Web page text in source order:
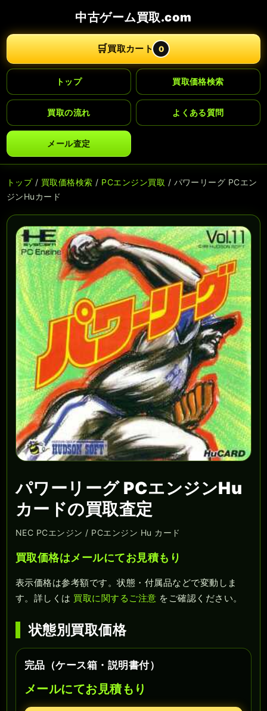
中古ゲーム買取.com
🛒買取カート 0
トップ 買取価格検索
買取の流れ よくある質問
メール査定
トップ/ 買取価格検索 / PCエンジン買取 / パワーリーグ PCエン
ジンHuカード
パワーリーグ PCエンジンHu
カードの買取査定
NEC PCエンジン / PCエンジン Hu カード
買取価格はメールにてお見積もり
表示価格は参考額です。状態・付属品などで変動しま
す。詳しくは 買取に関するご注意 をご確認ください。
状態別買取価格
完品（ケース箱・説明書付）
メールにてお見積もり